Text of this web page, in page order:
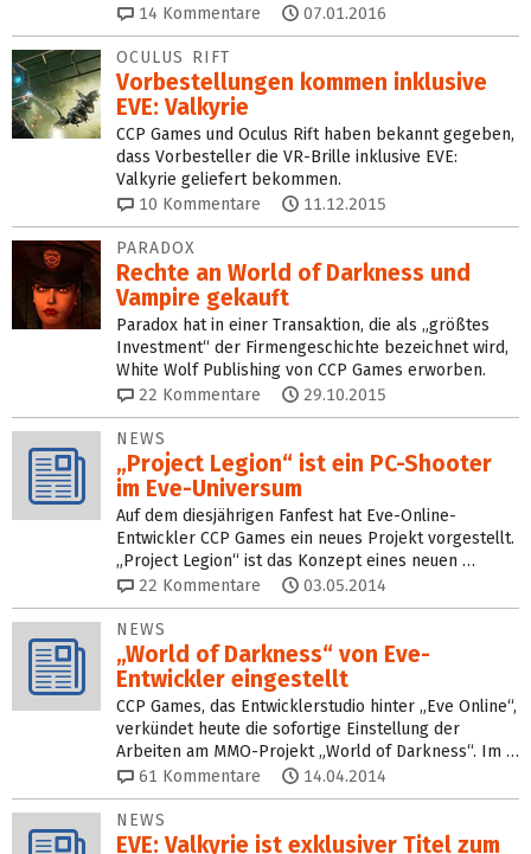
14 Kommentare 07.01.2016
OCULUS RIFT
Vorbestellungen kommen inklusive
EVE: Valkyrie
CCP Games und Oculus Rift haben bekannt gegeben,
dass Vorbesteller die VR-Brille inklusive EVE:
Valkyrie geliefert bekommen.
10 Kommentare 11.12.2015
PARADOX
Rechte an World of Darkness und
Vampire gekauft
Paradox hat in einer Transaktion, die als „größtes
Investment“ der Firmengeschichte bezeichnet wird,
White Wolf Publishing von CCP Games erworben.
22 Kommentare 29.10.2015
NEWS
„Project Legion“ ist ein PC-Shooter
im Eve-Universum
Auf dem diesjährigen Fanfest hat Eve-Online-
Entwickler CCP Games ein neues Projekt vorgestellt.
„Project Legion“ ist das Konzept eines neuen …
22 Kommentare 03.05.2014
NEWS
„World of Darkness“ von Eve-
Entwickler eingestellt
CCP Games, das Entwicklerstudio hinter „Eve Online“,
verkündet heute die sofortige Einstellung der
Arbeiten am MMO-Projekt „World of Darkness“. Im …
61 Kommentare 14.04.2014
NEWS
EVE: Valkyrie ist exklusiver Titel zum